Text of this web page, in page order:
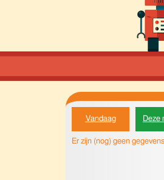
Vandaag Deze
Er zijn (nog) geen